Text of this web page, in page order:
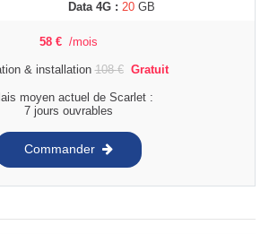
Data 4G : 20 GB
58 € /mois
& installation108€ Gratuit
moyen actuel de Scarlet :
7 jours ouvrables
Commander